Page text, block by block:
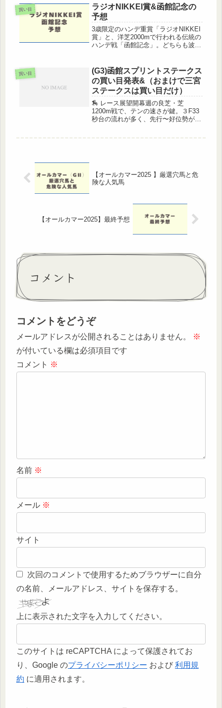
理しつつ、狙いたい馬をまとめまし
た。紫苑ステークスのレース傾向過
去...
買い目
ラジオNIKKEI賞&函館記念の
予想
3歳限定のハンデ重賞「ラジオNIKKEI
賞」と、洋芝2000mで行われる伝統の
ハンデ戦「函館記念」。どちらも波乱
はそれぞれの予想をどうぞ！◆ラジオ
NIKKEI賞（GⅢ・福島...
買い目
(G3)函館スプリントステークス
の買い目発表&（おまけで三宮
ステークスは買い目だけ）
🏇 レース展望開幕週の良芝・芝
1200m戦で、テンの速さが鍵。３F33
秒台の流れが多く、先行〜好位勢が有
【オールカマー2025 】厳選穴馬と危
険な人気馬
【オールカマー2025】最終予想
コメント
コメントをどうぞ
メールアドレスが公開されることはありません。
※
が付いている欄は必須項目です
コメント ※
名前 ※
メール ※
サイト
次回のコメントで使用するためブラウザーに自分
の名前、メールアドレス、サイトを保存する。
上に表示された文字を入力してください。
このサイトは reCAPTCHA によって保護されてお
り、Google のプライバシーポリシー および 利用規
約 に適用されます。